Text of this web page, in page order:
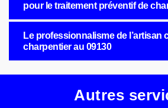
pour le traitement préventif de
Le professionnalisme de l’artisan
charpentier au 09130
Autres